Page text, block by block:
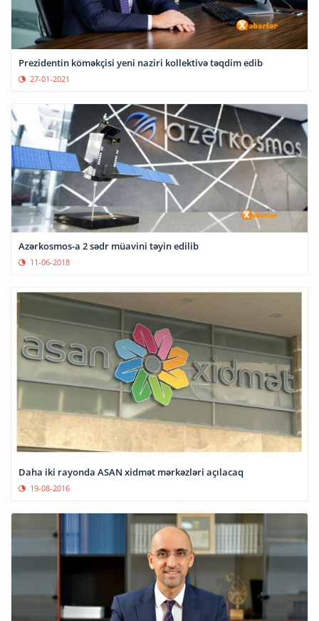
Prezidentin köməkçisi yeni naziri kollektivə təqdim edib
27-01-2021
Azərkosmos-a 2 sədr müavini təyin edilib
11-06-2018
Daha iki rayonda ASAN xidmət mərkəzləri açılacaq
19-08-2016